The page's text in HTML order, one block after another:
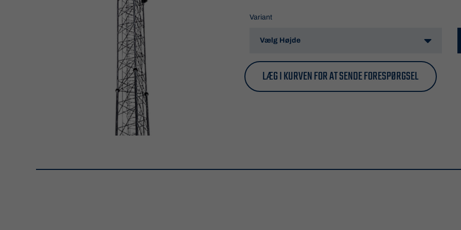
Variant
LÆG I KURVEN FOR AT SENDE FORESPØRGSEL